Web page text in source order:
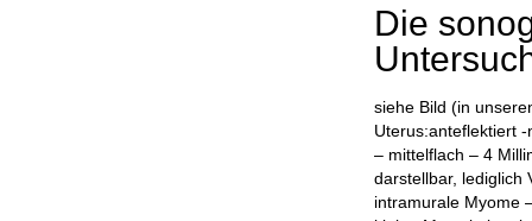
Die
siehe Bild (in
Uterus:anteflektiert
– mittelflach – 4
darstellbar, lediglich
intramurale Myome